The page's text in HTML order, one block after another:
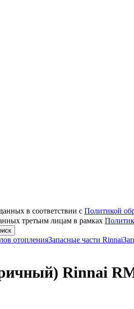
в соответствии с Политикой
третьим лицам в рамках
отопленияЗапасные части Rinnai
Rinnai